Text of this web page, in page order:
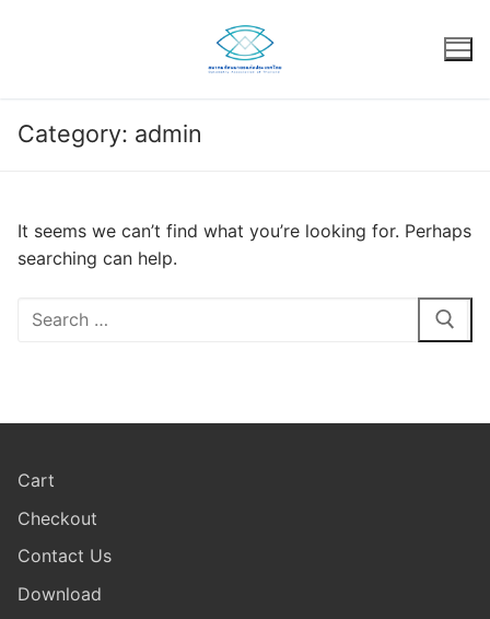
Category: admin
It seems we can’t find what you’re looking for. Perhaps
searching can help.
Search
Cart
Checkout
Contact Us
Download